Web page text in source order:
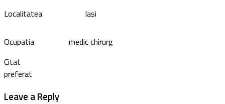
Localitatea Iasi
Ocupatia
medic chirurg
Citat
preferat
Leave a Reply